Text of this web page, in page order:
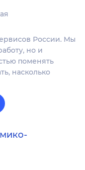
России. Мы
но и
поменять
насколько